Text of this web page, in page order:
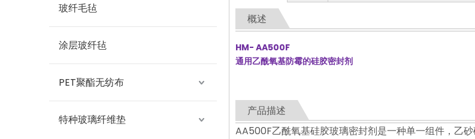
玻纤毛毡
涂层玻纤毡
PET聚酯无纺布
特种玻璃纤维垫
概述
HM- AA500F
通用乙酰氧基防霉的硅胶密封剂
产品描述
AA500F乙酰氧基硅胶玻璃密封剂是一种单一组件，乙